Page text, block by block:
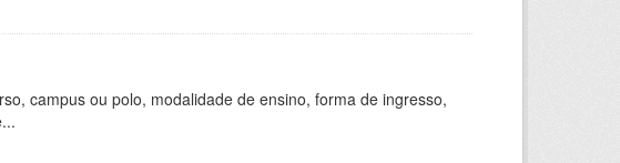
campus ou polo, modalidade de ensino, forma de ingresso,